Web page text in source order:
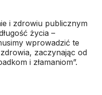
i zdrowiu publicznym
życia –
wprowadzić te
zaczynając od
i złamaniom”.